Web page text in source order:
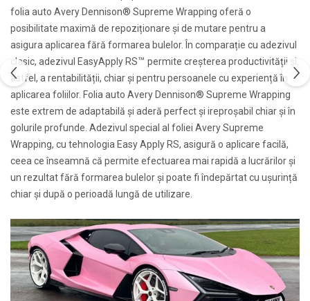
folia auto Avery Dennison® Supreme Wrapping oferă o
posibilitate maximă de repoziționare și de mutare pentru a
asigura aplicarea fără formarea bulelor. În comparație cu adezivul
clasic, adezivul EasyApply RS™ permite creșterea productivității și,
astfel, a rentabilității, chiar și pentru persoanele cu experiență în
aplicarea foliilor. Folia auto Avery Dennison® Supreme Wrapping
este extrem de adaptabilă și aderă perfect și ireproșabil chiar și în
golurile profunde. Adezivul special al foliei Avery Supreme
Wrapping, cu tehnologia Easy Apply RS, asigură o aplicare facilă,
ceea ce înseamnă că permite efectuarea mai rapidă a lucrărilor și
un rezultat fără formarea bulelor și poate fi îndepărtat cu ușurință
chiar și după o perioadă lungă de utilizare.